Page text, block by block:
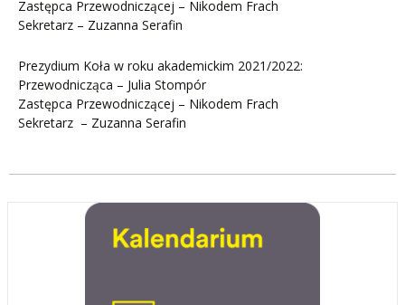
Zastępca Przewodniczącej – Nikodem Frach
Sekretarz – Zuzanna Serafin
Prezydium Koła w roku akademickim 2021/2022:
Przewodnicząca – Julia Stompór
Zastępca Przewodniczącej – Nikodem Frach
Sekretarz – Zuzanna Serafin